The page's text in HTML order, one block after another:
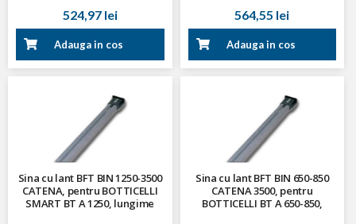
524,97 lei
Adauga in cos
564,55 lei
Adauga in cos
Sina cu lant BFT BIN 1250-3500
CATENA, pentru BOTTICELLI
SMART BT A 1250, lungime
Sina cu lant BFT BIN 650-850
CATENA 3500, pentru
BOTTICELLI BT A 650-850,